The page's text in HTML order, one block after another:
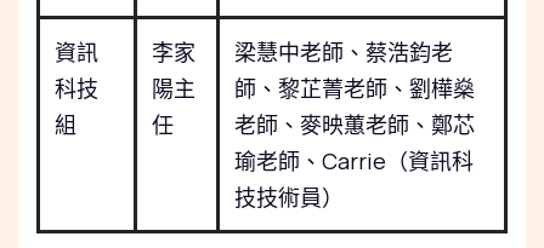
資訊
科技
組
李家
陽主
任
梁慧中老師、蔡浩鈞老
師、黎芷菁老師、劉樺燊
老師、麥映蕙老師、鄭芯
瑜老師、 Carrie （資訊科
技技術員）